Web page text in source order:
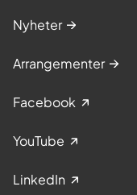
Nyheter
Arrangementer
Facebook
YouTube
LinkedIn